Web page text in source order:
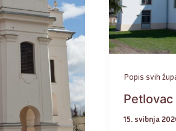
Popis svih
Petlovac
15. svibnja